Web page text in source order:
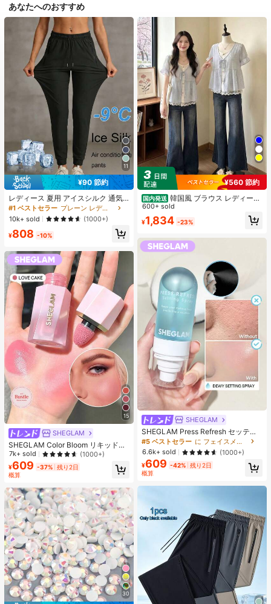
あなたへのおすすめ
11
¥90 節約
レディース 夏用 アイスシルク 通気
性 ランニングパンツ、速乾 軽量 ス
ポーツパンツ ジッパーポケット & ウ
エストバンド付き フィットネス & ジ
ョギング用 ブラック、アスレジャー
#1 ベストセラー
プレーン レディースパンツ
10k+ sold
(1000+)
¥808 -10%
15
SHEGLAM
SHEGLAM Color Bloom リキッドチ
ークマット仕上げ-Love Cake チー
ク 女性と女の子のためのブランドビ
ューティーコスメメイクアップ
7k+ sold (1000+)
¥609 -37% 残り2日
概算
30
¥560 節約
国内発送 韓国風 ブラウス レディース
夏 ドット柄 フェイクレイヤード 半
袖 パフスリーブ レース切替 リボン
デザイン 細見え フェミニン デート
600+ sold
¥1,834 -23%
SHEGLAM
SHEGLAM Press Refresh セッティ
ングスプレー 女性と女の子のための
ブランドビューティーコスメメイク
アップ
#5 ベストセラー
に フェイスメイク
6.6k+ sold
(1000+)
¥609 -42% 残り2日
概算